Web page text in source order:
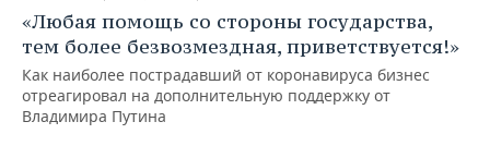
«Любая помощь со стороны государства,
тем более безвозмездная, приветствуется!»
Как наиболее пострадавший от коронавируса бизнес
отреагировал на дополнительную поддержку от
Владимира Путина